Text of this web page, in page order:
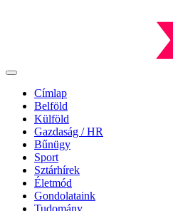
Címlap
Belföld
Külföld
Gazdaság / HR
Bűnügy
Sport
Sztárhírek
Életmód
Gondolataink